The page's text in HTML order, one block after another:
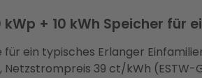
+ 10 kWh Speicher für
ein typisches Erlanger
39 ct/kWh